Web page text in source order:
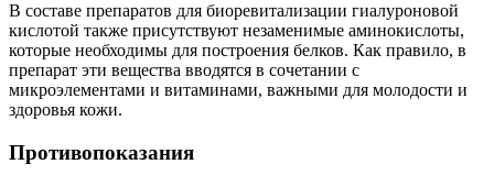
В составе препаратов для биоревитализации гиалуроновой
кислотой также присутствуют незаменимые аминокислоты,
которые необходимы для построения белков. Как правило, в
препарат эти вещества вводятся в сочетании с
микроэлементами и витаминами, важными для молодости и
здоровья кожи.
Противопоказания